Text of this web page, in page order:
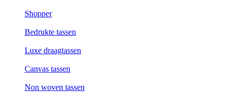
Shopper
Bedrukte tassen
Luxe draagtassen
Canvas tassen
Non woven tassen